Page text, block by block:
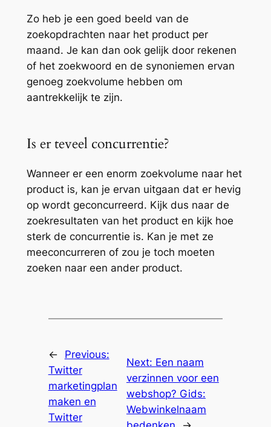
Zo heb je een goed beeld van de
zoekopdrachten naar het product per
maand. Je kan dan ook gelijk door rekenen
of het zoekwoord en de synoniemen ervan
genoeg zoekvolume hebben om
aantrekkelijk te zijn.
Is er teveel concurrentie?
Wanneer er een enorm zoekvolume naar het
product is, kan je ervan uitgaan dat er hevig
op wordt geconcurreerd. Kijk dus naar de
zoekresultaten van het product en kijk hoe
sterk de concurrentie is. Kan je met ze
meeconcurreren of zou je toch moeten
zoeken naar een ander product.
←
Previous:
Twitter
marketingplan
maken en
Twitter
Next: Een naam
verzinnen voor een
webshop? Gids:
Webwinkelnaam